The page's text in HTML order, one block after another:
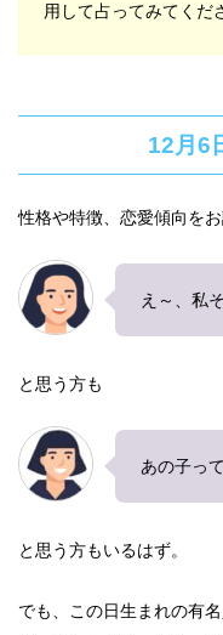
用して占ってみてくだ
12月6
性格や特徴、恋愛傾向を
え～、私
と思う方も
あの子っ
と思う方もいるはず。
でも、この日生まれの有